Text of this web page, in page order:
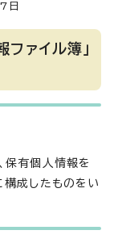
日
ファイル簿」
保有個人情報を
成したものをい